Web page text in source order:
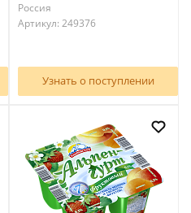
Россия
Артикул: 249376
Узнать о поступлении